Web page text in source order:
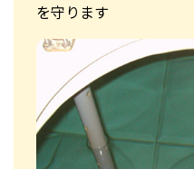
を守ります